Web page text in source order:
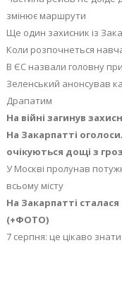
змінює маршрути
Ще один захисник із
Коли розпочнеться
В ЄС назвали головну
Зеленський анонсував
Драпатим
На війні загинув
На Закарпатті
очікуються дощі з
У Москві пролунав
всьому місту
На Закарпатті
(+ФОТО)
7 серпня: це цікаво знати